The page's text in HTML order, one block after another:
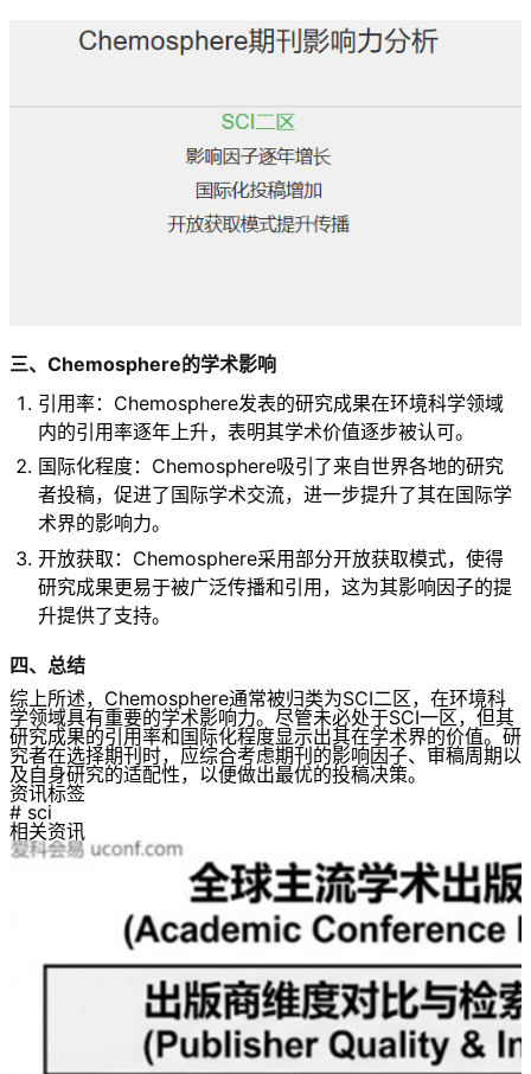
三、Chemosphere的学术影响
引用率：Chemosphere发表的研究成果在环境科学领域
内的引用率逐年上升，表明其学术价值逐步被认可。
国际化程度：Chemosphere吸引了来自世界各地的研究
者投稿，促进了国际学术交流，进一步提升了其在国际学
术界的影响力。
开放获取：Chemosphere采用部分开放获取模式，使得
研究成果更易于被广泛传播和引用，这为其影响因子的提
升提供了支持。
四、总结
综上所述，Chemosphere通常被归类为SCI二区，在环境科
学领域具有重要的学术影响力。尽管未必处于SCI一区，但其
研究成果的引用率和国际化程度显示出其在学术界的价值。研
究者在选择期刊时，应综合考虑期刊的影响因子、审稿周期以
及自身研究的适配性，以便做出最优的投稿决策。
资讯标签
# sci
相关资讯